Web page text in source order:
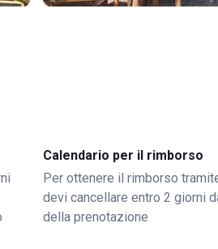
Calendario per il rimborso
Per ottenere il rimborso
devi cancellare entro 2 giorni
della prenotazione